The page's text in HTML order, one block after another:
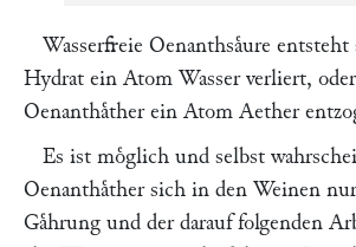
Wasserfreie Oenanthsaͤure entsteht
Hydrat ein Atom Wasser verliert,
Oenanthaͤther ein Atom Aether
Es ist moͤglich und selbst
Oenanthaͤther sich in den Weinen
Gaͤhrung und der darauf folgenden